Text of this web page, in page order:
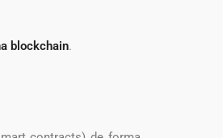
blockchain.